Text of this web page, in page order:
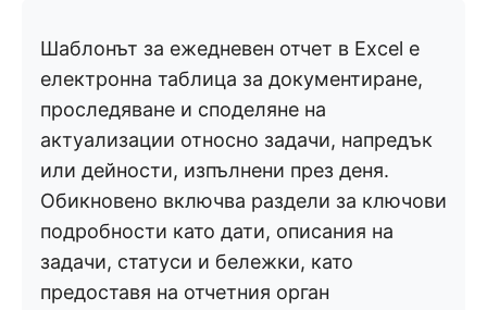
Шаблонът за ежедневен отчет в Excel е
електронна таблица за документиране,
проследяване и споделяне на
актуализации относно задачи, напредък
или дейности, изпълнени през деня.
Обикновено включва раздели за ключови
подробности като дати, описания на
задачи, статуси и бележки, като
предоставя на отчетния орган